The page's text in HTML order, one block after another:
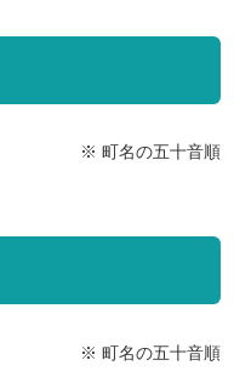
※ 町名の五十音順
※ 町名の五十音順